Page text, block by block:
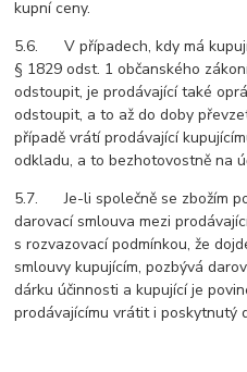
kupní ceny.
5.6. V případech, kdy má
§ 1829 odst. 1 občanského
odstoupit, je prodávající také
odstoupit, a to až do doby
případě vrátí prodávající
odkladu, a to bezhotovostně na
5.7. Je-li společně se zbožím
darovací smlouva mezi
s rozvazovací podmínkou, že
smlouvy kupujícím, pozbývá
dárku účinnosti a kupující je
prodávajícímu vrátit i poskytnutý